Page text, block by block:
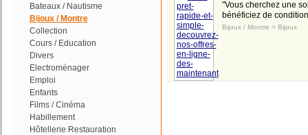
Bateaux / Nautisme
Bijoux / Montre
Collection
Cours / Education
Divers
Electroménager
Emploi
Enfants
Films / Cinéma
Habillement
Hôtellerie Restauration
"Vous cherchez une
bénéficiez de
Bijoux / Montre > Bijoux